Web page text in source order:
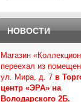
НОВОСТИ
Магазин
переехал из
ул. Мира, д. 7 в
центр «ЭРА» на
Володарского 2Б.